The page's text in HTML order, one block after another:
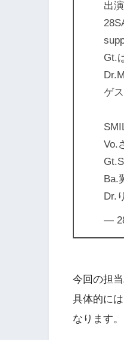
出演
Gt.
ゲ
Vo.
Ba.
Dr.
—
今回の担
具体的に
なります。